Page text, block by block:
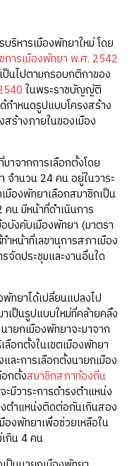
ริหารเมืองพัทยาใหม่ โดย
ารเมืองพัทยา พ.ศ. 2542
ป็นไปตามกรอบกติกาของ
ในพระราชบัญญัติ
กำหนดรูปแบบโครงสร้าง
สร้างภายในของเมือง
าจากการเลือกตั้งโดย
จำนวน 24 คน อยู่ในวาระ
มืองพัทยาเลือกสมาชิกเป็น
น มีหน้าที่ดำเนินการ
บังคับเมืองพัทยา (มาตรา
หน้าที่เลขานุการสภาเมือง
จัดประชุมและงานอื่นใด
ทยาได้เปลี่ยนแปลงไป
เป็นรูปแบบใหม่ที่คล้ายคลึง
ายกเมืองพัทยาจะมาจาก
อกตั้งในเขตเมืองพัทยา
ละการเลือกตั้งนายกเมือง
กตั้งสมาชิกสภาท้องถิ่น
มีวาระการดำรงตำแหน่ง
ตำแหน่งติดต่อกันเกินสอง
องพัทยาเพื่อช่วยเหลือใน
กิน 4 คน